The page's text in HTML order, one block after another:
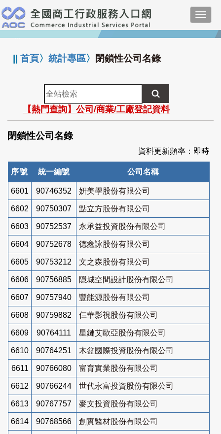
跳
到
主
要
:::
||首頁〉統計專區〉 閉鎖性公司名錄
全
站
檢
索
【熱門查詢】公司/商業/工廠登記資料
閉鎖性公司名錄
資料更新頻率：即時
序號 統一編號 公司名稱
6601 90746352 妍美學股份有限公司
6602 90750307 點立方股份有限公司
6603 90752537 永承益投資股份有限公司
6604 90752678 德鑫詠股份有限公司
6605 90753212 文之森股份有限公司
6606 90756885 隱城空間設計股份有限公司
6607 90757940 豐能源股份有限公司
6608 90759882 仨華影視股份有限公司
6609 90764111 星鏈艾歐亞股份有限公司
6610 90764251 木盆國際投資股份有限公司
6611 90766080 富育實業股份有限公司
6612 90766244 世代永富投資股份有限公司
6613 90767757 麥文投資股份有限公司
6614 90768566 創實醫材股份有限公司